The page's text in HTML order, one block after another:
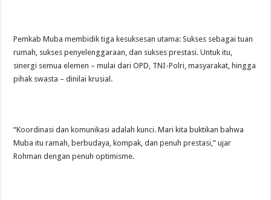
Pemkab Muba membidik tiga kesuksesan utama: Sukses sebagai tuan
rumah, sukses penyelenggaraan, dan sukses prestasi. Untuk itu,
sinergi semua elemen – mulai dari OPD, TNI-Polri, masyarakat, hingga
pihak swasta – dinilai krusial.
“Koordinasi dan komunikasi adalah kunci. Mari kita buktikan bahwa
Muba itu ramah, berbudaya, kompak, dan penuh prestasi,” ujar
Rohman dengan penuh optimisme.